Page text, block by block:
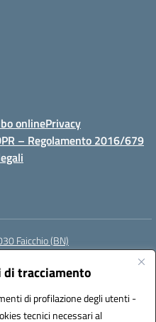
tracciamento
di profilazione degli utenti -
tecnici necessari al
onlinePrivacy
– Regolamento 2016/679
Faicchio (BN)